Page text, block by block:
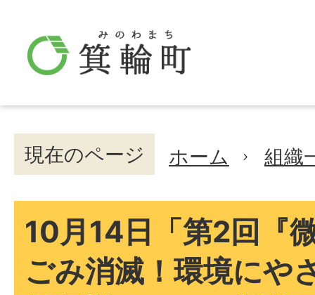
現在のページ ホーム 組織
10月14日「第2回『
ごみ消滅！環境にや